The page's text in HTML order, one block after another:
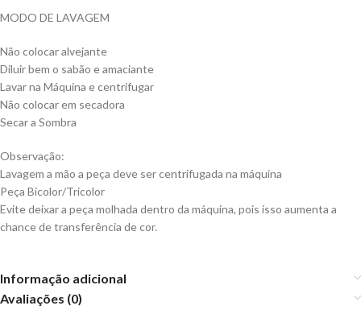
MODO DE LAVAGEM
Não colocar alvejante
Diluir bem o sabão e amaciante
Lavar na Máquina e centrifugar
Não colocar em secadora
Secar a Sombra
Observação:
Lavagem a mão a peça deve ser centrifugada na máquina
Peça Bicolor/Tricolor
Evite deixar a peça molhada dentro da máquina, pois isso aumenta a
chance de transferência de cor.
Informação adicional
Avaliações (0)